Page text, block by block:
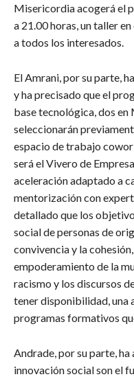
Misericordia acogerá el
a 21.00 horas, un taller
a todos los interesados.
El Amrani, por su parte,
y ha precisado que el
base tecnológica, dos en
seleccionarán
espacio de trabajo
será el Vivero de
aceleración adaptado a
mentorización con
detallado que los
social de personas de
convivencia y la
empoderamiento de la
racismo y los discursos
tener disponibilidad, una
programas formativos
Andrade, por su parte,
innovación social son el